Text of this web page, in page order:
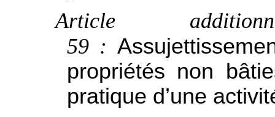
Article
59 :
propriétés non
pratique d’une